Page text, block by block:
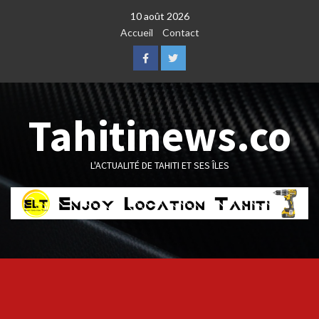
10 août 2026
Accueil
Contact
FacebookTwitter
Tahitinews.co
L'ACTUALITÉ DE TAHITI ET SES ÎLES